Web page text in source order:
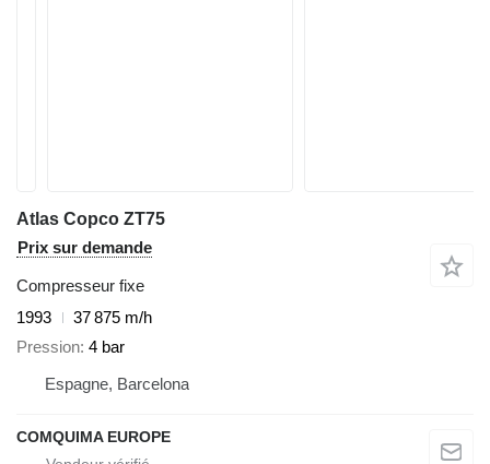
Atlas Copco ZT75
Prix sur demande
Compresseur fixe
1993
37 875 m/h
Pression 4 bar
Espagne, Barcelona
COMQUIMA EUROPE